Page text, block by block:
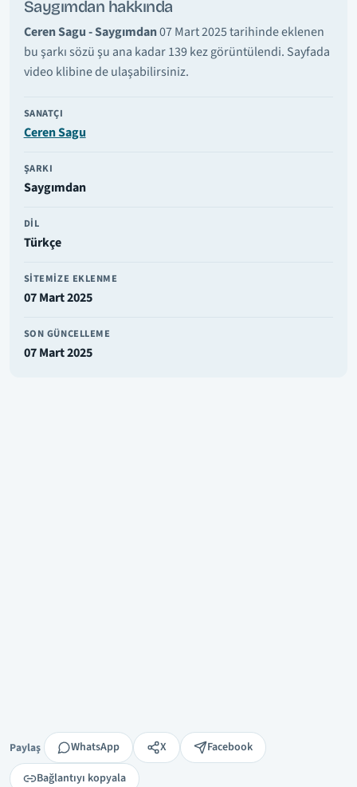
Saygımdan hakkında
Ceren Sagu - Saygımdan07 Mart 2025 tarihinde eklenen
bu şarkı sözü şu ana kadar 139 kez görüntülendi. Sayfada
video klibine de ulaşabilirsiniz.
SANATÇI
Ceren Sagu
ŞARKI
Saygımdan
DIL
Türkçe
SITEMIZE EKLENME
07 Mart 2025
SON GÜNCELLEME
07 Mart 2025
Paylaş
Paylaş WhatsApp X
Facebook
Bağlantıyı kopyala